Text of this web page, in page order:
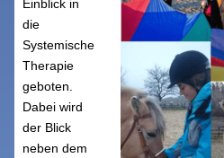
Einblick in
die
Systemische
Therapie
geboten.
Dabei wird
der Blick
neben dem